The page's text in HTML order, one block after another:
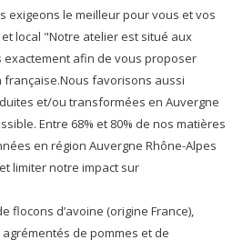
exigeons le meilleur pour vous et vos
local "Notre atelier est situé aux
exactement afin de vous proposer
favorisons aussi
et/ou transformées en Auvergne
Entre 68% et 80% de nos matières
en région Auvergne Rhône-Alpes
limiter notre impact sur
flocons d’avoine (origine France),
de pommes et de